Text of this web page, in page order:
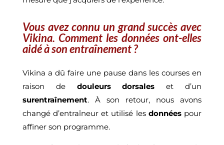
Vous avez connu un grand succès avec
Vikina. Comment les données ont-elles
aidé à son entraînement ?
Vikina a dû faire une pause dans les courses en
raison de douleurs dorsales et d’un
surentraînement. À son retour, nous avons
changé d’entraîneur et utilisé les donnéespour
affiner son programme.